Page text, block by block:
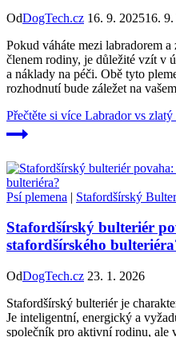
OdDogTech.cz 16. 9. 202516.
Pokud váháte mezi labradorem
členem rodiny, je důležité vzít v
a náklady na péči. Obě tyto
rozhodnutí bude záležet na
Přečtěte si více Labrador vs
Psí plemena | Stafordšírský
Stafordšírský bulteriér
stafordšírského
OdDogTech.cz 23. 1. 2026
Stafordšírský bulteriér je
Je inteligentní, energický a
společník pro aktivní rodinu, ale